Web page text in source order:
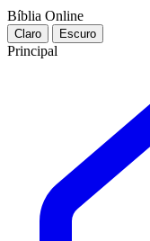
Bíblia Online
Claro Escuro
Principal